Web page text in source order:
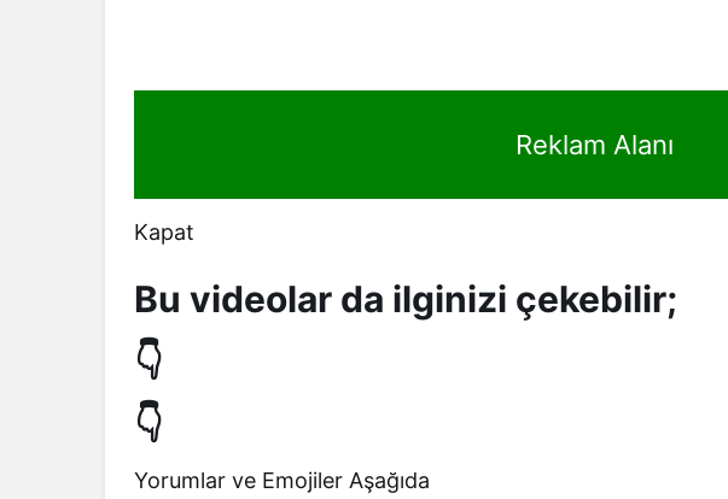
Reklam Alanı
Kapat
Bu videolar da ilginizi çekebilir;
👇
👇
Yorumlar ve Emojiler Aşağıda